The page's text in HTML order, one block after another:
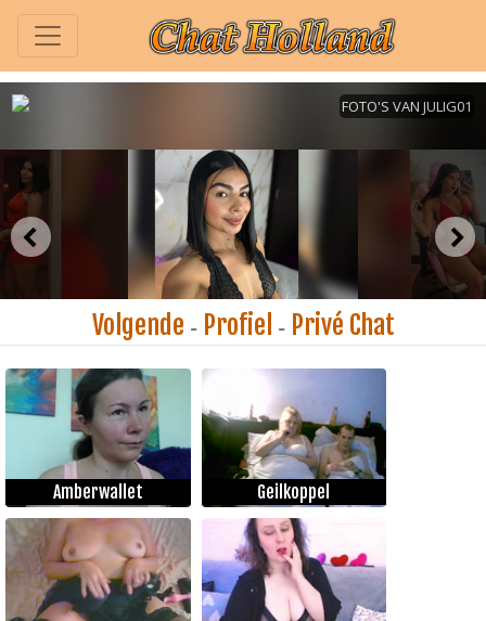
Volgende - Profiel - Privé Chat
Amberwallet Geilkoppel